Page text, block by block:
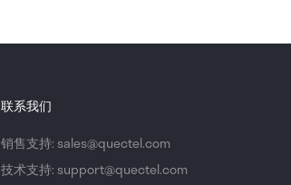
联系我们
销售支持: sales@quectel.com
技术支持: support@quectel.com